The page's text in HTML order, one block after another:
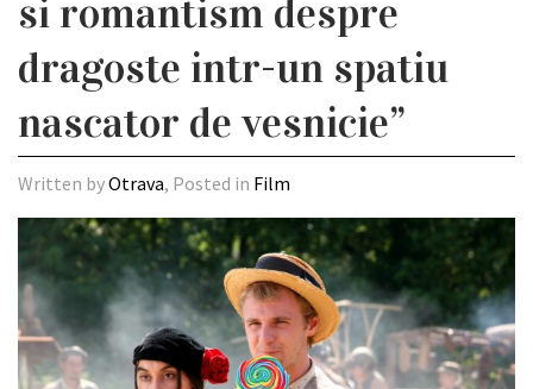
si romantism despre
dragoste intr-un spatiu
nascator de vesnicie”
Written byOtrava, Posted in Film